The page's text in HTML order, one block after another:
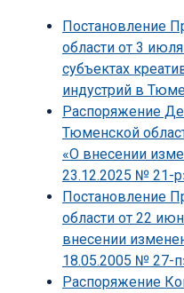
Постановление
области от 3
субъектах
индустрий в
Распоряжение
Тюменской
«О внесении
23.12.2025 № 21-
Постановление
области от 22
внесении
18.05.2005 № 27-
Распоряжение